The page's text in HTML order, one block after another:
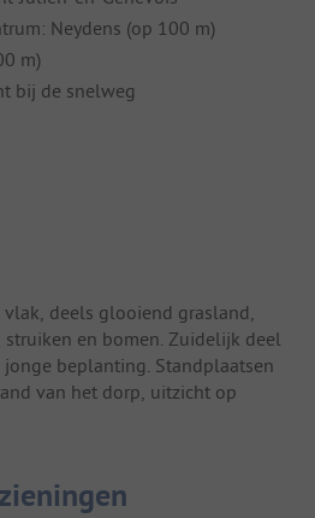
Neydens (op 100 m)
m)
bij de snelweg
deels glooiend grasland,
en bomen. Zuidelijk deel
beplanting. Standplaatsen
van het dorp, uitzicht op